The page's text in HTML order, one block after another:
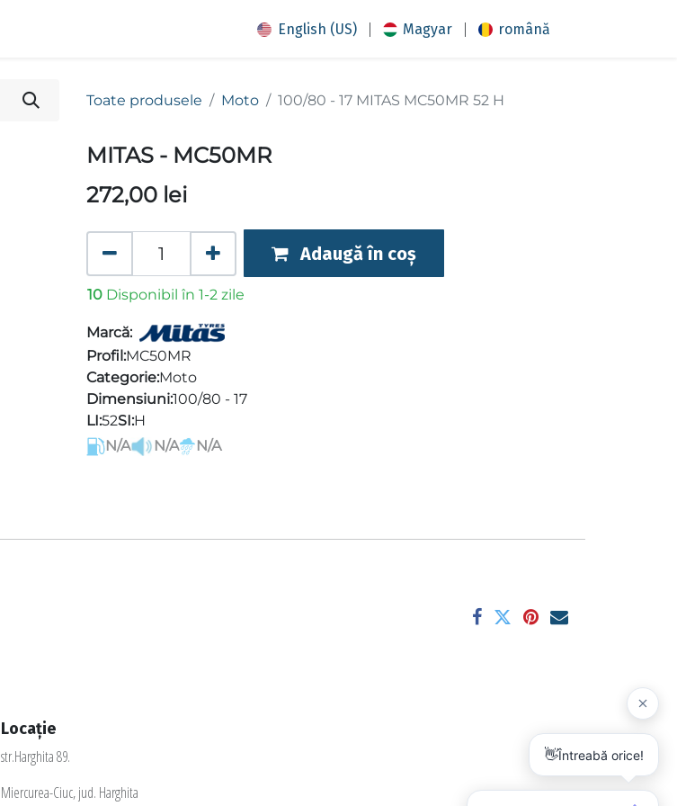
English (US) | Magyar | română
Toate produsele Moto 100/80 - 17 MITAS MC50MR 52 H
MITAS - MC50MR
272,00 lei
Adaugă în coș
10 Disponibil în 1-2 zile
Marcă:
Profil:MC50MR
Categorie:Moto
Dimensiuni:100/80 - 17
LI:52SI:H
N/A
N/A N/A
Locație
str.Harghita 89.
Miercurea-Ciuc, jud. Harghita